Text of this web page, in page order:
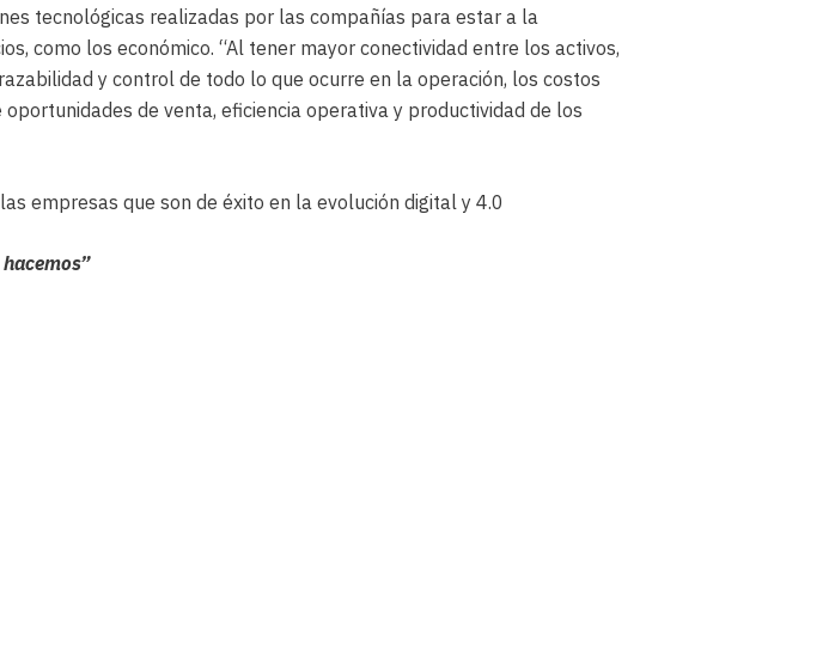
tecnológicas realizadas por las compañías para estar a la
como los económico. “Al tener mayor conectividad entre los activos,
y control de todo lo que ocurre en la operación, los costos
de venta, eficiencia operativa y productividad de los
empresas que son de éxito en la evolución digital y 4.0